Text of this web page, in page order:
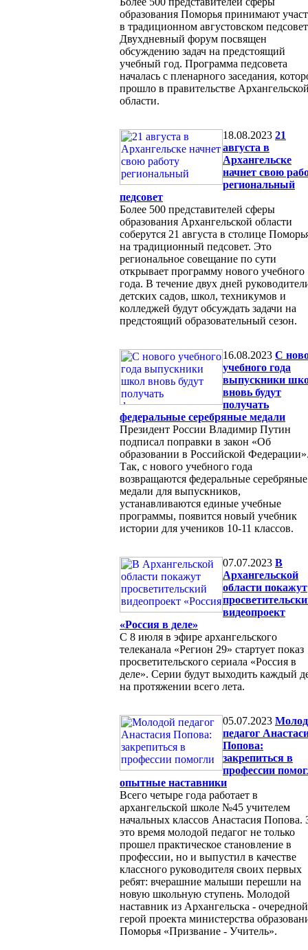
образования Поморья принимают
в традиционном августовском
Двухдневный форум посвящен
обсуждению задач на предстоящий
учебный год. Программа педсовета
началась с пленарного заседания,
прошло в правительстве
области.
18.08.2023 21
августа в
Архангельске
начнет свою
региональный
педсовет
Более 500 представителей сферы
образования Архангельской области
соберутся 21 августа в столице
на традиционный педсовет. Это
региональное совещание по сути
открывает программу нового учебного
года. В течение двух дней
детских садов, школ, техникумов и
колледжей будут обсуждать задачи на
предстоящий образовательный сезон.
16.08.2023 С
учебного года
выпускники
вновь будут
получать
федеральные серебряные медали
Президент России Владимир Путин
подписал поправки в закон «Об
образовании в Российской
Так, с нового учебного года
возвращаются федеральные серебряные
медали для выпускников,
устанавливаются единые учебные
программы, появится новый учебник
истории для учеников 10-11 классов.
07.07.2023 В
Архангельской
области покажут
видеопроект
«Россия в деле»
С 8 июля в эфире архангельского
телеканала «Регион 29» стартует показ
просветительского сериала «Россия в
деле». Серии будут выходить каждый
на протяжении всего лета.
05.07.2023
педагог
Попова:
закрепиться в
профессии
опытные наставники
Всего четыре года работает в
архангельской школе №45 учителем
начальных классов Анастасия Попова.
это время молодой педагог не только
прошел практическое становление в
профессии, но и выпустил в качестве
классного руководителя своих первых
ребят: вчерашние малыши перешли на
новую школьную ступень. Молодой
наставник из Архангельска - очередной
герой проекта министерства
Поморья «Призвание - Учитель».